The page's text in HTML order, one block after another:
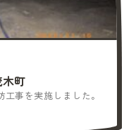
町
事を実施しました。